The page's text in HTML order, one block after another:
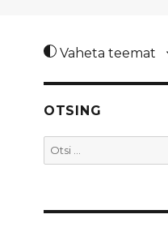
Vaheta teemat
OTSING
Otsi: